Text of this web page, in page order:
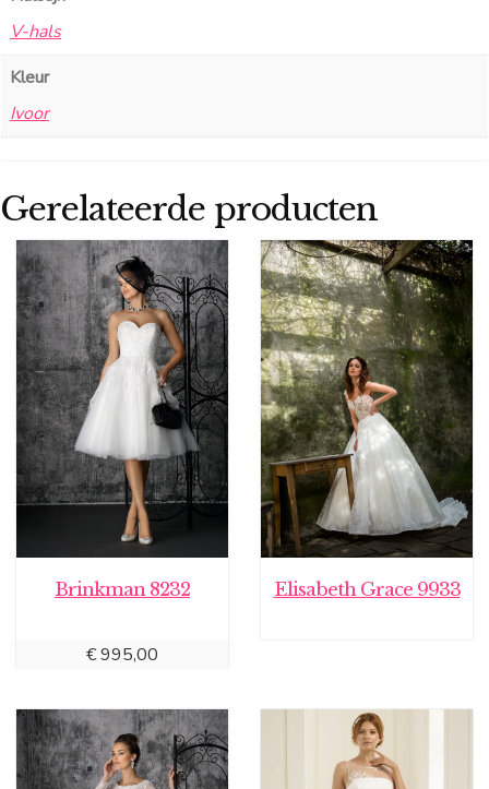
V-hals
Kleur
Ivoor
Gerelateerde producten
Brinkman 8232
€995,00
Elisabeth Grace 9933